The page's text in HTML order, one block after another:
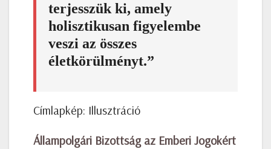
terjesszük ki, amely
holisztikusan figyelembe
veszi az összes
életkörülményt.”
Címlapkép: Illusztráció
Állampolgári Bizottság az Emberi Jogokért